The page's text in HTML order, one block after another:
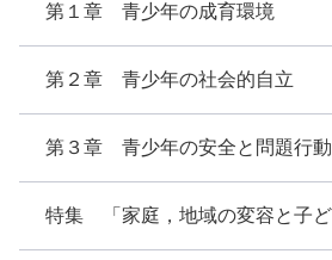
第１章 青少年の成育環境
第２章 青少年の社会的自立
第３章 青少年の安全と問題行動
特集 「家庭，地域の変容と子ど